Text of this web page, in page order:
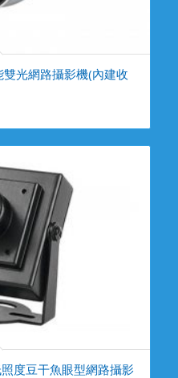
光網路攝影機(內建收
度豆干魚眼型網路攝影